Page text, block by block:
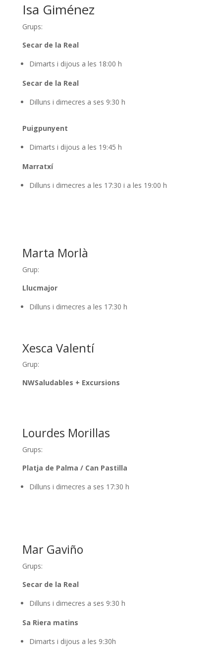
Isa Giménez
Grups:
Secar de la Real
Dimarts i dijous a les 18:00 h
Secar de la Real
Dilluns i dimecres a ses 9:30 h
Puigpunyent
Dimarts i dijous a les 19:45 h
Marratxí
Dilluns i dimecres a les 17:30 i a les 19:00 h
Marta Morlà
Grup:
Llucmajor
Dilluns i dimecres a les 17:30 h
Xesca Valentí
Grup:
NWSaludables + Excursions
Lourdes Morillas
Grups:
Platja de Palma / Can Pastilla
Dilluns i dimecres a ses 17:30 h
Mar Gaviño
Grups:
Secar de la Real
Dilluns i dimecres a ses 9:30 h
Sa Riera matins
Dimarts i dijous a les 9:30h